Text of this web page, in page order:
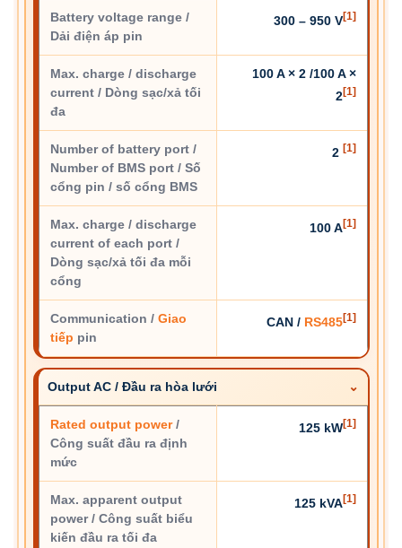
Battery voltage range /
Dải điện áp pin
300 – 950 V[1]
Max. charge / discharge
current / Dòng sạc/xả tối
đa
100 A × 2 /100 A ×
2[1]
Number of battery port /
Number of BMS port / Số
cổng pin / số cổng BMS
2 [1]
Max. charge / discharge
current of each port /
Dòng sạc/xả tối đa mỗi
cổng
100 A[1]
Communication / Giao
tiếp pin
CAN / RS485[1]
Output AC / Đầu ra hòa lưới
Rated output power/
Công suất đầu ra định
mức
125 kW[1]
Max. apparent output
power / Công suất biểu
kiến đầu ra tối đa
125 kVA[1]